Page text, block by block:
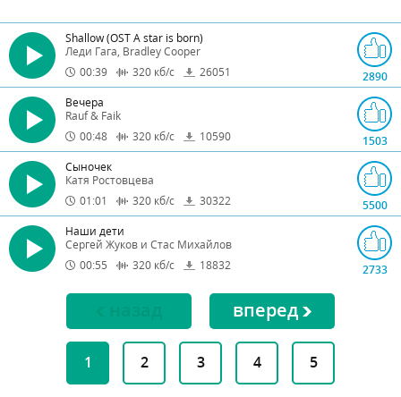
Shallow (OST A star is born)
Леди Гага, Bradley Cooper
00:39
320 кб/с 26051
2890
Вечера
Rauf & Faik
00:48
320 кб/с 10590
1503
Сыночек
Катя Ростовцева
01:01
320 кб/с 30322
5500
Наши дети
Сергей Жуков и Стас Михайлов
00:55
320 кб/с 18832 2733
вперед
1 2 3 4 5